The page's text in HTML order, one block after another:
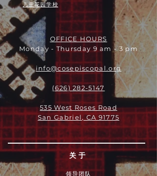
儿童花园学校
OFFICE HOURS
Monday - Thursday 9 am - 3 pm
info@cosepiscopal.org
(626) 282-5147
535 West Roses Road
San Gabriel, CA 91775
关于
领导团队